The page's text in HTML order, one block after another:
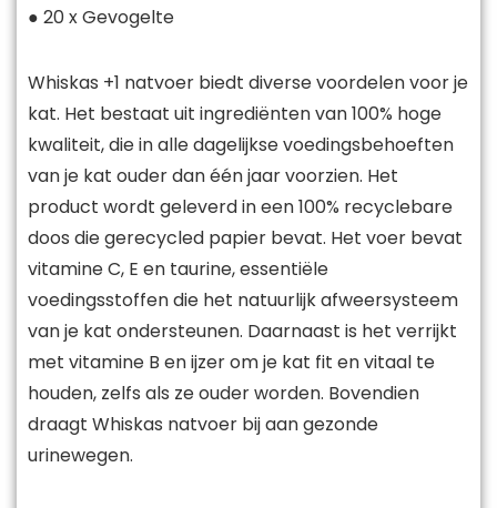
● 20 x Gevogelte
Whiskas +1 natvoer biedt diverse voordelen voor je
kat. Het bestaat uit ingrediënten van 100% hoge
kwaliteit, die in alle dagelijkse voedingsbehoeften
van je kat ouder dan één jaar voorzien. Het
product wordt geleverd in een 100% recyclebare
doos die gerecycled papier bevat. Het voer bevat
vitamine C, E en taurine, essentiële
voedingsstoffen die het natuurlijk afweersysteem
van je kat ondersteunen. Daarnaast is het verrijkt
met vitamine B en ijzer om je kat fit en vitaal te
houden, zelfs als ze ouder worden. Bovendien
draagt Whiskas natvoer bij aan gezonde
urinewegen.